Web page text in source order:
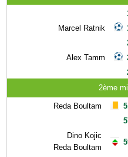
Marcel Ratnik
Alex Tamm
2ème
Reda Boultam
Dino Kojic
Reda Boultam